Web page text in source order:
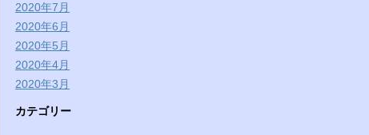
2020年7月
2020年6月
2020年5月
2020年4月
2020年3月
カテゴリー